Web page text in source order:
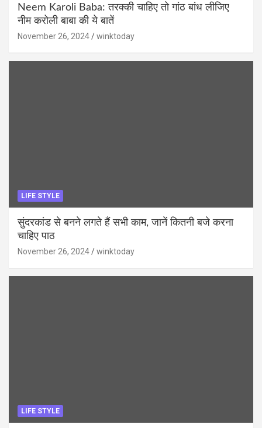
Neem Karoli Baba: तरक्की चाहिए तो गांठ बांध लीजिए
नीम करोली बाबा की ये बातें
November 26, 2024 winktoday
LIFE STYLE
सुंदरकांड से बनने लगते हैं सभी काम, जानें कितनी बजे करना
चाहिए पाठ
November 26, 2024 winktoday
LIFE STYLE